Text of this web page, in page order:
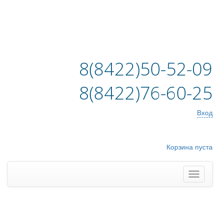
8(8422)50-52-09
8(8422)76-60-25
Вход
Корзина пуста